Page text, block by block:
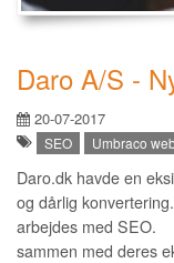
Daro A/S -
20-07-2017
SEO Umbraco
Daro.dk havde en
og dårlig
arbejdes med SEO.
sammen med deres